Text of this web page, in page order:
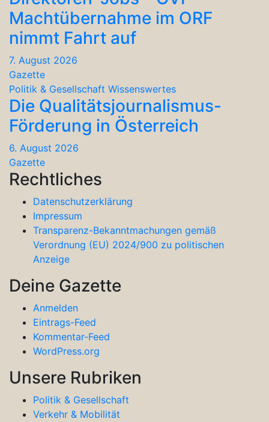
Machtübernahme im ORF
nimmt Fahrt auf
7. August 2026
Gazette
Politik & Gesellschaft Wissenswertes
Die Qualitätsjournalismus-
Förderung in Österreich
6. August 2026
Gazette
Rechtliches
Datenschutzerklärung
Impressum
Transparenz-Bekanntmachungen gemäß
Verordnung (EU) 2024/900 zu politischen
Anzeige
Deine Gazette
Anmelden
Eintrags-Feed
Kommentar-Feed
WordPress.org
Unsere Rubriken
Politik & Gesellschaft
Verkehr & Mobilität